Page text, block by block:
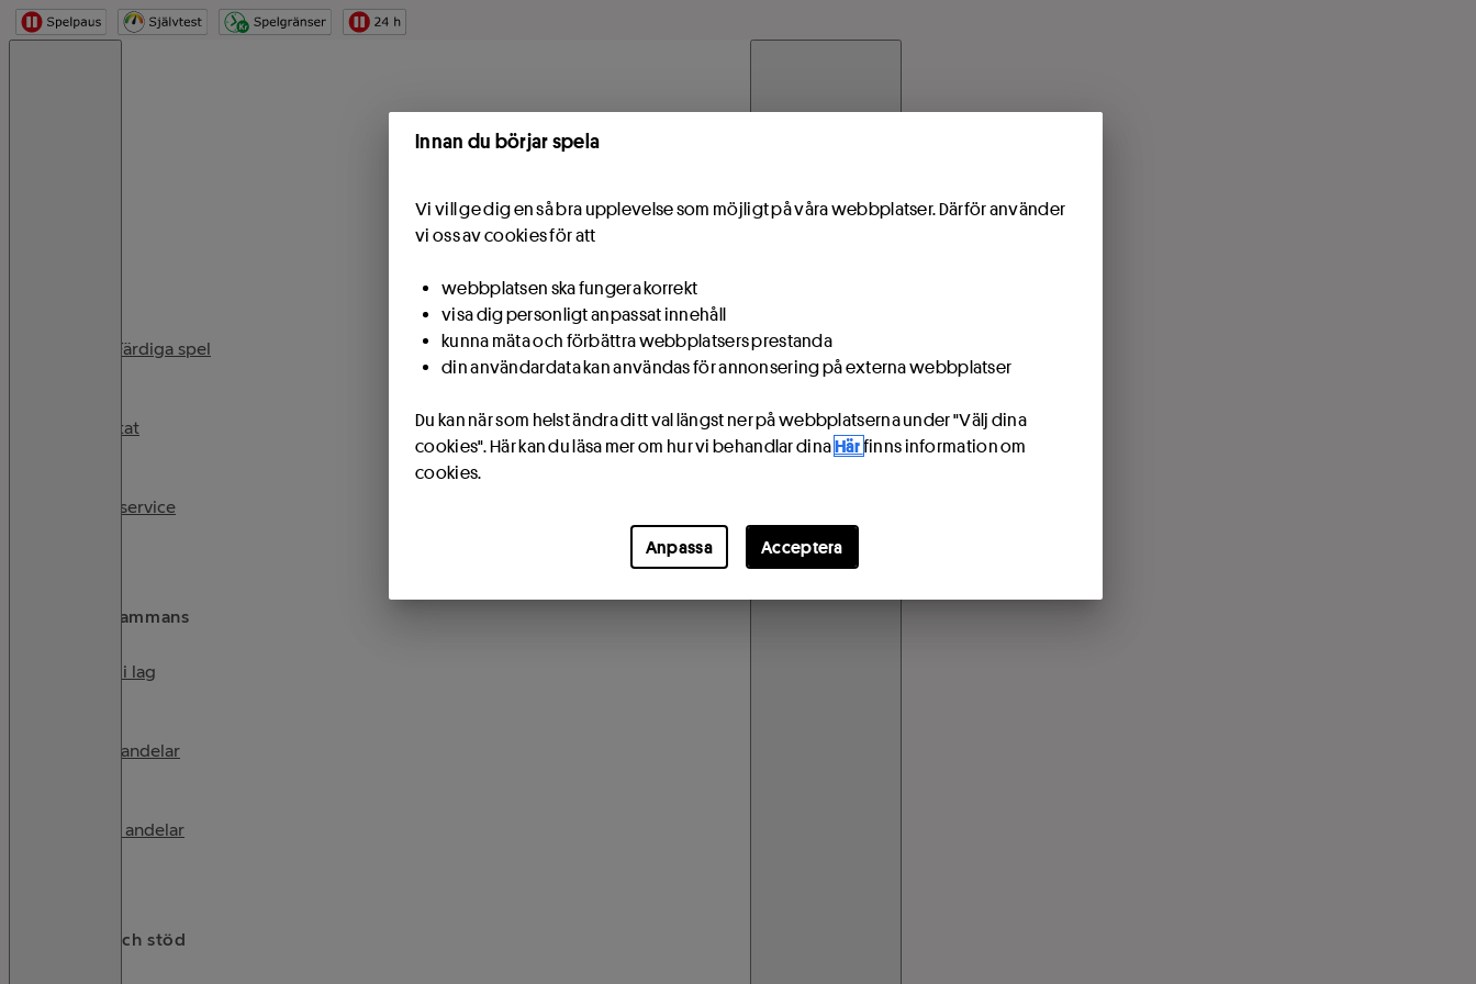
PIX - Färdiga spel
Resultat
Sportservice
Spela tillsammans
Spela i lag
Butiksandelar
Köpta andelar
Tjänster och stöd
Innan du börjar spela
Vi vill ge dig en så bra upplevelse som möjligt på våra webbplatser. Därför använder
vi oss av cookies för att
webbplatsen ska fungera korrekt
visa dig personligt anpassat innehåll
kunna mäta och förbättra webbplatsers prestanda
din användardata kan användas för annonsering på externa webbplatser
Du kan när som helst ändra ditt val längst ner på webbplatserna under "Välj dina
cookies". Här kan du läsa mer om hur vi behandlar dinaHär finns information om
cookies.
Anpassa Acceptera